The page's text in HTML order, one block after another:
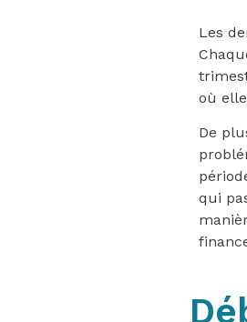
Les
où
De
qui